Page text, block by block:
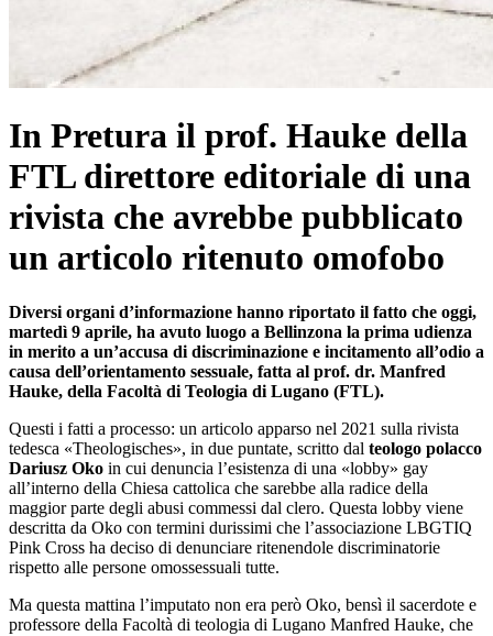
In Pretura il prof. Hauke della
FTL direttore editoriale di una
rivista che avrebbe pubblicato
un articolo ritenuto omofobo
Diversi organi d’informazione hanno riportato il fatto che oggi,
martedì 9 aprile, ha avuto luogo a Bellinzona la prima udienza
in merito a un’accusa di discriminazione e incitamento all’odio a
causa dell’orientamento sessuale, fatta al prof. dr. Manfred
Hauke, della Facoltà di Teologia di Lugano (FTL).
Questi i fatti a processo: un articolo apparso nel 2021 sulla rivista
tedesca «Theologisches», in due puntate, scritto dal teologo polacco
Dariusz Oko in cui denuncia l’esistenza di una «lobby» gay
all’interno della Chiesa cattolica che sarebbe alla radice della
maggior parte degli abusi commessi dal clero. Questa lobby viene
descritta da Oko con termini durissimi che l’associazione LBGTIQ
Pink Cross ha deciso di denunciare ritenendole discriminatorie
rispetto alle persone omossessuali tutte.
Ma questa mattina l’imputato non era però Oko, bensì il sacerdote e
professore della Facoltà di teologia di Lugano Manfred Hauke, che